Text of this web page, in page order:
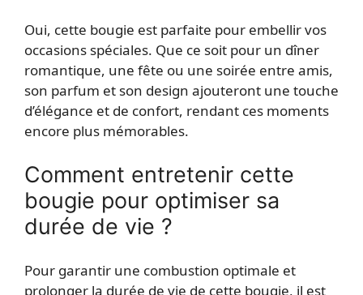
Oui, cette bougie est parfaite pour embellir vos
occasions spéciales. Que ce soit pour un dîner
romantique, une fête ou une soirée entre amis,
son parfum et son design ajouteront une touche
d’élégance et de confort, rendant ces moments
encore plus mémorables.
Comment entretenir cette
bougie pour optimiser sa
durée de vie ?
Pour garantir une combustion optimale et
prolonger la durée de vie de cette bougie, il est